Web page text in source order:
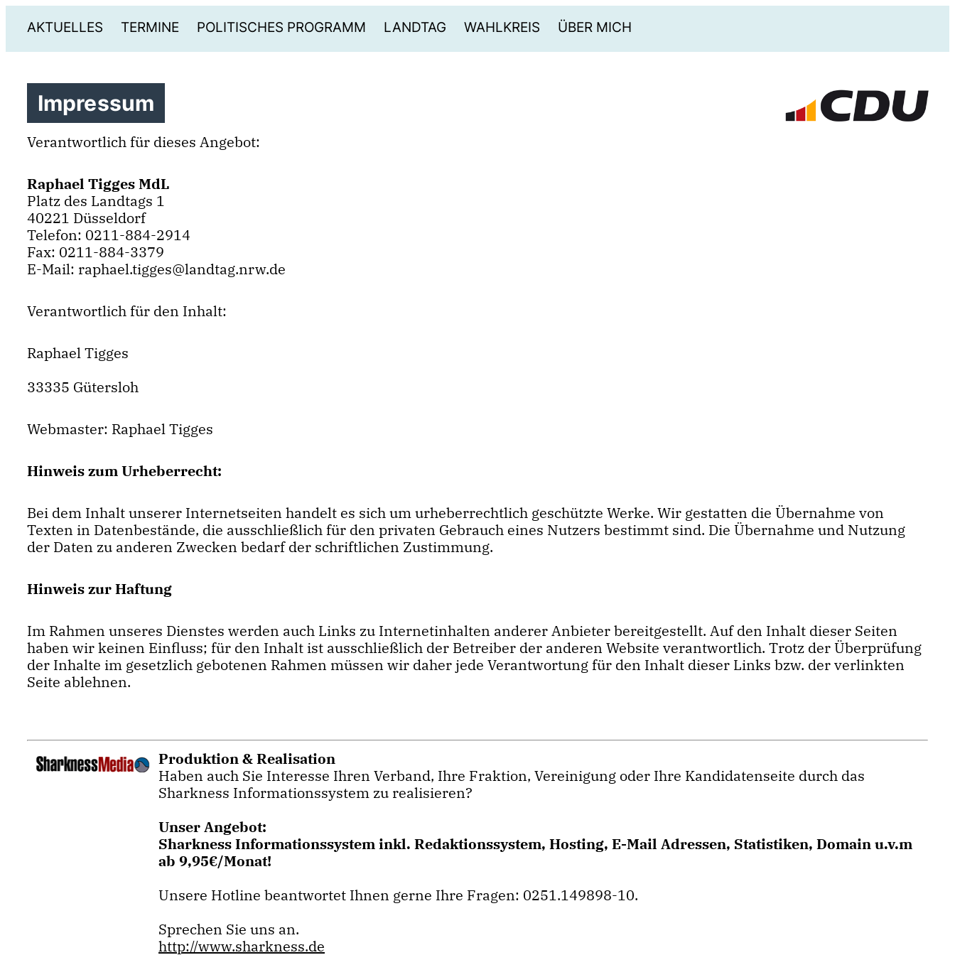
AKTUELLES TERMINE POLITISCHES PROGRAMM LANDTAG WAHLKREIS ÜBER MICH
Impressum
Verantwortlich für dieses Angebot:
Raphael Tigges MdL
Platz des Landtags 1
40221 Düsseldorf
Telefon: 0211-884-2914
Fax: 0211-884-3379
E-Mail: raphael.tigges@landtag.nrw.de
Verantwortlich für den Inhalt:
Raphael Tigges
33335 Gütersloh
Webmaster: Raphael Tigges
Hinweis zum Urheberrecht:
Bei dem Inhalt unserer Internetseiten handelt es sich um urheberrechtlich geschützte Werke. Wir gestatten die Übernahme von
Texten in Datenbestände, die ausschließlich für den privaten Gebrauch eines Nutzers bestimmt sind. Die Übernahme und Nutzung
der Daten zu anderen Zwecken bedarf der schriftlichen Zustimmung.
Hinweis zur Haftung
Im Rahmen unseres Dienstes werden auch Links zu Internetinhalten anderer Anbieter bereitgestellt. Auf den Inhalt dieser Seiten
haben wir keinen Einfluss; für den Inhalt ist ausschließlich der Betreiber der anderen Website verantwortlich. Trotz der Überprüfung
der Inhalte im gesetzlich gebotenen Rahmen müssen wir daher jede Verantwortung für den Inhalt dieser Links bzw. der verlinkten
Seite ablehnen.
Produktion & Realisation
Haben auch Sie Interesse Ihren Verband, Ihre Fraktion, Vereinigung oder Ihre Kandidatenseite durch das
Sharkness Informationssystem zu realisieren?
Unser Angebot:
Sharkness Informationssystem inkl. Redaktionssystem, Hosting, E-Mail Adressen, Statistiken, Domain u.v.m
ab 9,95€/Monat!
Unsere Hotline beantwortet Ihnen gerne Ihre Fragen: 0251.149898-10.
Sprechen Sie uns an.
http://www.sharkness.de